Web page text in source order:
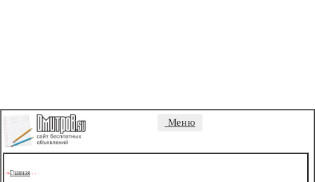
Меню
->Главная - -